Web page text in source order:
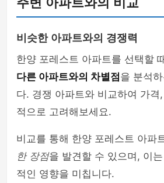
비슷한 아파트와의 경쟁력
한양 포레스트 아파트를 선택할
다른 아파트와의 차별점을 분석
다. 경쟁 아파트와 비교하여 가
적으로 고려해보세요.
비교를 통해 한양 포레스트 아파
한 장점을 발견할 수 있으며, 이
적인 영향을 미칩니다.